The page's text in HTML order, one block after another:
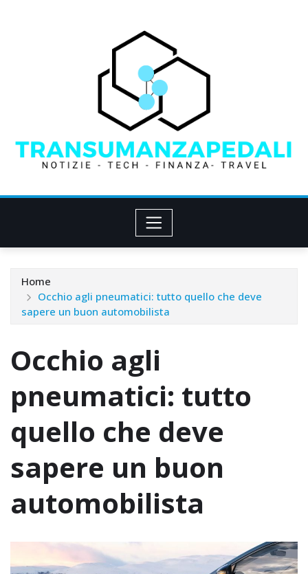
Home
Occhio agli pneumatici: tutto quello che deve
sapere un buon automobilista
Occhio agli
pneumatici: tutto
quello che deve
sapere un buon
automobilista